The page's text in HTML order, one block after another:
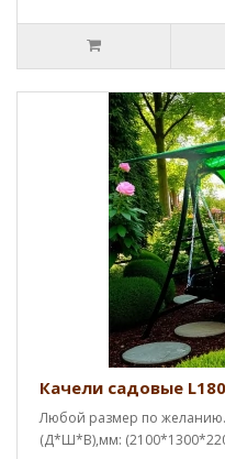
Качели садовые
Любой размер по желанию.
(Д*Ш*В),мм: